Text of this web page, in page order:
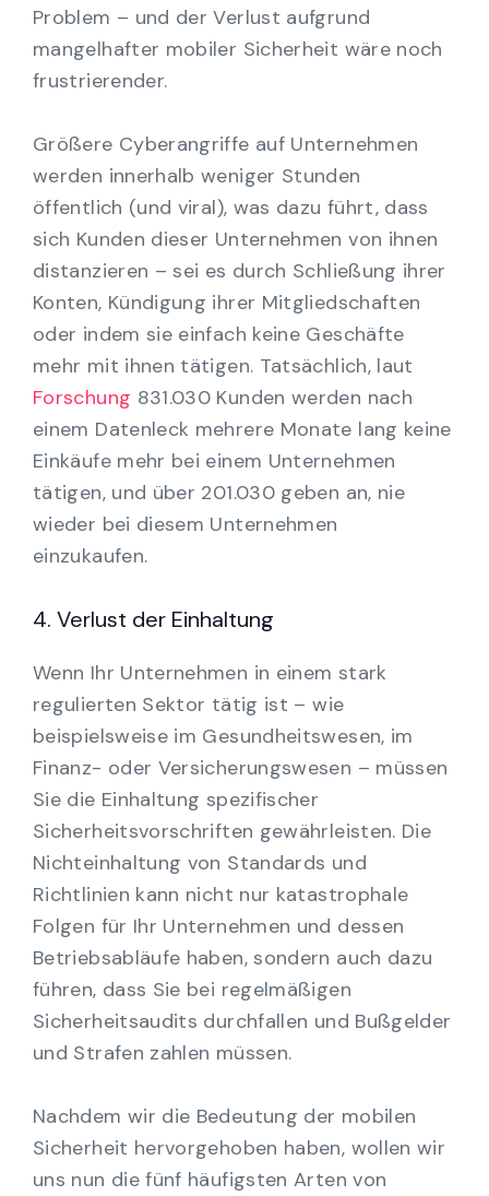
Problem – und der Verlust aufgrund
mangelhafter mobiler Sicherheit wäre noch
frustrierender.
Größere Cyberangriffe auf Unternehmen
werden innerhalb weniger Stunden
öffentlich (und viral), was dazu führt, dass
sich Kunden dieser Unternehmen von ihnen
distanzieren – sei es durch Schließung ihrer
Konten, Kündigung ihrer Mitgliedschaften
oder indem sie einfach keine Geschäfte
mehr mit ihnen tätigen. Tatsächlich, laut
Forschung 831.030 Kunden werden nach
einem Datenleck mehrere Monate lang keine
Einkäufe mehr bei einem Unternehmen
tätigen, und über 201.030 geben an, nie
wieder bei diesem Unternehmen
einzukaufen.
4. Verlust der Einhaltung
Wenn Ihr Unternehmen in einem stark
regulierten Sektor tätig ist – wie
beispielsweise im Gesundheitswesen, im
Finanz- oder Versicherungswesen – müssen
Sie die Einhaltung spezifischer
Sicherheitsvorschriften gewährleisten. Die
Nichteinhaltung von Standards und
Richtlinien kann nicht nur katastrophale
Folgen für Ihr Unternehmen und dessen
Betriebsabläufe haben, sondern auch dazu
führen, dass Sie bei regelmäßigen
Sicherheitsaudits durchfallen und Bußgelder
und Strafen zahlen müssen.
Nachdem wir die Bedeutung der mobilen
Sicherheit hervorgehoben haben, wollen wir
uns nun die fünf häufigsten Arten von